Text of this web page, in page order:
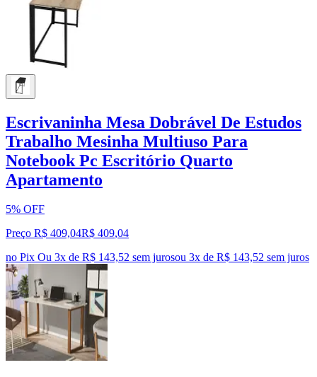
Escrivaninha Mesa Dobrável De Estudos
Trabalho Mesinha Multiuso Para
Notebook Pc Escritório Quarto
Apartamento
5% OFF
Preço R$ 409,04R$ 409,04
no Pix Ou 3x de R$ 143,52 sem jurosou 3x de R$ 143,52 sem juros